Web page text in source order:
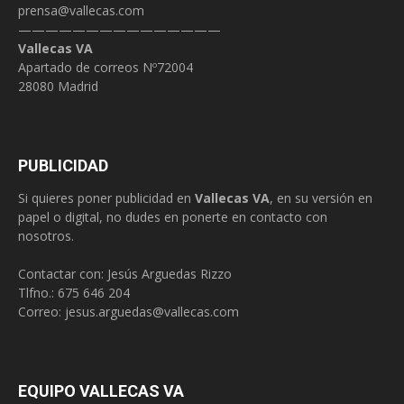
prensa@vallecas.com
———————————————
Vallecas VA
Apartado de correos Nº72004
28080 Madrid
PUBLICIDAD
Si quieres poner publicidad en Vallecas VA, en su versión en
papel o digital, no dudes en ponerte en contacto con
nosotros.
Contactar con: Jesús Arguedas Rizzo
Tlfno.: 675 646 204
Correo: jesus.arguedas@vallecas.com
EQUIPO VALLECAS VA